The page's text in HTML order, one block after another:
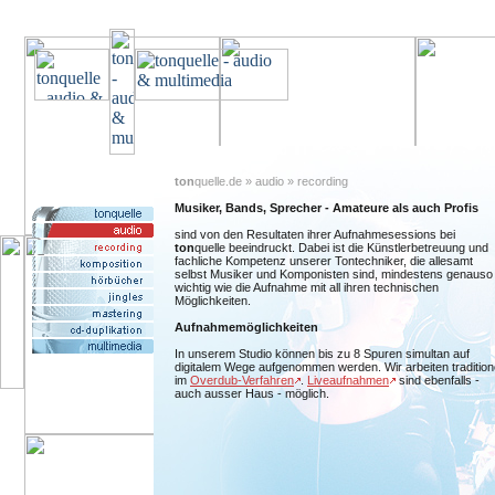
tonquelle.de » audio » recording
Musiker, Bands, Sprecher - Amateure als auch Profis
sind von den Resultaten ihrer Aufnahmesessions bei
tonquelle beeindruckt. Dabei ist die Künstlerbetreuung und
fachliche Kompetenz unserer Tontechniker, die allesamt
selbst Musiker und Komponisten sind, mindestens genauso
wichtig wie die Aufnahme mit all ihren technischen
Möglichkeiten.
Aufnahmemöglichkeiten
In unserem Studio können bis zu 8 Spuren simultan auf
digitalem Wege aufgenommen werden. Wir arbeiten
im Overdub-Verfahren Liveaufnahmen
sind ebenfalls -
auch ausser Haus - möglich.